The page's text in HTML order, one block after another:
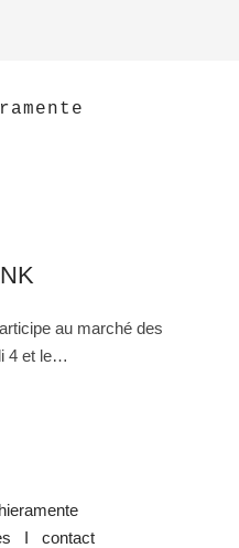
au marché des
4 et le…
I
contact